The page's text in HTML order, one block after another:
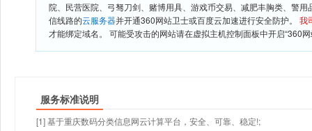
院、民营医院、弓驽刀剑、赌博用具、游戏币交易、减肥丰胸类、警
信线路的云服务器并开通360网站卫士或百度云加速进行安全防护。 我
才能绑定域名。 可能受攻击的网站请在虚拟主机控制面板中开启“360
服务标准说明
[1] 基于重庆数码分类信息网云计算平台，安全、可靠、稳定!;